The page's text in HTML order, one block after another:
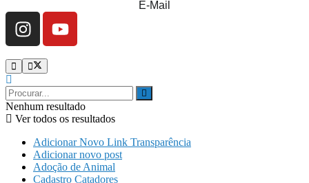
E-Mail
Nenhum resultado
Ver todos os resultados
Adicionar Novo Link Transparência
Adicionar novo post
Adoção de Animal
Cadastro Catadores